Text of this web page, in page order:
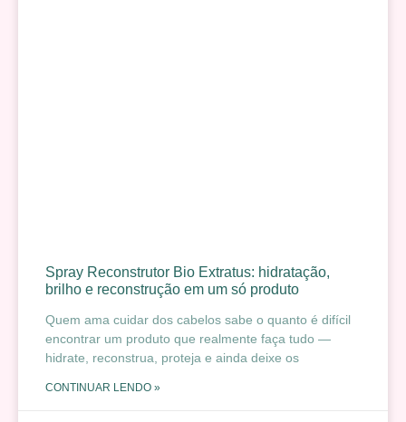
Spray Reconstrutor Bio Extratus: hidratação,
brilho e reconstrução em um só produto
Quem ama cuidar dos cabelos sabe o quanto é difícil
encontrar um produto que realmente faça tudo —
hidrate, reconstrua, proteja e ainda deixe os
CONTINUAR LENDO »